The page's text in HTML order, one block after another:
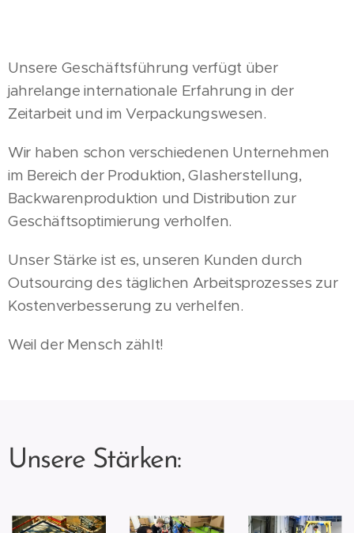
Unsere Geschäftsführung verfügt über
jahrelange internationale Erfahrung in der
Zeitarbeit und im Verpackungswesen.
Wir haben schon verschiedenen Unternehmen
im Bereich der Produktion, Glasherstellung,
Backwarenproduktion und Distribution zur
Geschäftsoptimierung verholfen.
Unser Stärke ist es, unseren Kunden durch
Outsourcing des täglichen Arbeitsprozesses zur
Kostenverbesserung zu verhelfen.
Weil der Mensch zählt!
Unsere Stärken: